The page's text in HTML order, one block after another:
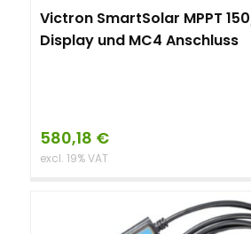
Victron SmartSolar MPPT
Display und MC4 Anschluss
580,18 €
excl. 19% VAT